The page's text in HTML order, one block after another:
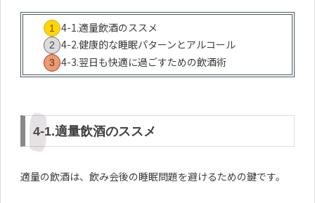
4-1.適量飲酒のススメ
4-2.健康的な睡眠パターンとアルコール
4-3.翌日も快適に過ごすための飲酒術
4-1.適量飲酒のススメ
適量の飲酒は、飲み会後の睡眠問題を避けるための鍵です。